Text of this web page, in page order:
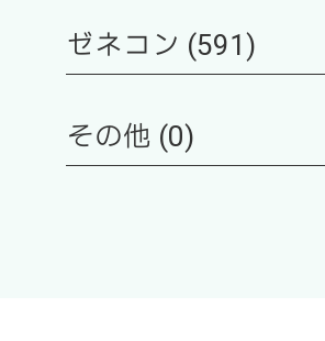
ゼネコン (591)
その他 (0)